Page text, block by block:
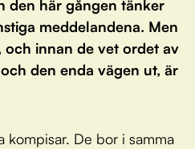
den här gången tänker
meddelandena. Men
och innan de vet ordet av
den enda vägen ut, är
kompisar. De bor i samma